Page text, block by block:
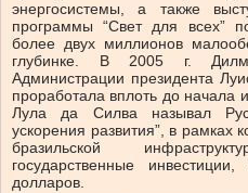
энергосистемы, а также
программы “Свет для всех”
более двух миллионов
глубинке. В 2005 г.
Администрации президента
проработала вплоть до начала
Лула да Силва называл
ускорения развития”, в рамках
бразильской
государственные
долларов.